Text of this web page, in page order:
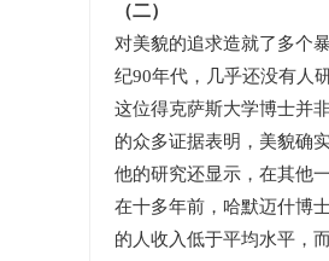
（二）
对美貌的追求造就了多个
纪90年代，几乎还没有人
这位得克萨斯大学博士并
的众多证据表明，美貌确
他的研究还显示，在其他
在十多年前，哈默迈什博
的人收入低于平均水平，